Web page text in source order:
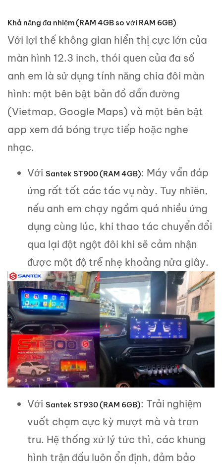
Khả năng đa nhiệm (RAM 4GB so với RAM 6GB)
Với lợi thế không gian hiển thị cực lớn của
màn hình 12.3 inch, thói quen của đa số
anh em là sử dụng tính năng chia đôi màn
hình: một bên bật bản đồ dẫn đường
(Vietmap, Google Maps) và một bên bật
app xem đá bóng trực tiếp hoặc nghe
nhạc.
Với Santek ST900(RAM 4GB): Máy vẫn đáp
ứng rất tốt các tác vụ này. Tuy nhiên,
nếu anh em chạy ngầm quá nhiều ứng
dụng cùng lúc, khi thao tác chuyển đổi
qua lại đột ngột đôi khi sẽ cảm nhận
được một độ trễ nhẹ khoảng nửa giây.
Với Santek ST930(RAM 6GB): Trải nghiệm
vuốt chạm cực kỳ mượt mà và trơn
tru. Hệ thống xử lý tức thì, các khung
hình trận đấu luôn ổn định, đảm bảo